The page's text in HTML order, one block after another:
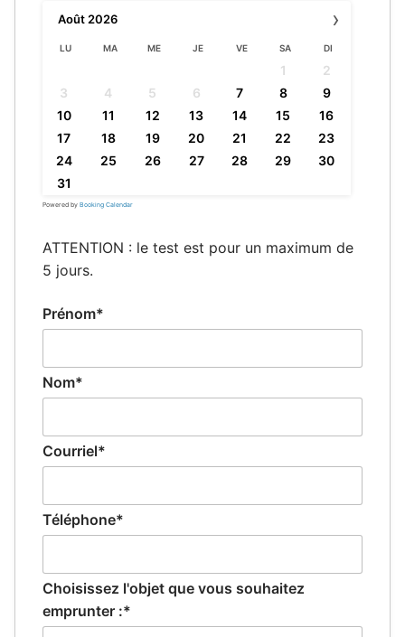
›
Août2026
LU MA ME JE VE SA DI
1
2
3
4 5 6 7 8
9
10
11 12 13 14 15
16
17
18 19 20 21 22
23
24
25 26 27 28 29
30
31
Powered by Booking Calendar
ATTENTION : le test est pour un maximum de
5 jours.
Prénom*
Nom*
Courriel*
Téléphone*
Choisissez l'objet que vous souhaitez
emprunter :*